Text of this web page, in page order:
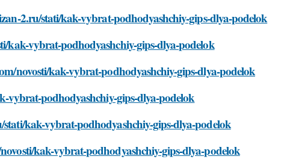
2.ru/stati/kak-vybrat-podhodyashchiy-gips-dlya-podelok
kak-vybrat-podhodyashchiy-gips-dlya-podelok
novosti/kak-vybrat-podhodyashchiy-gips-dlya-podelok
vybrat-podhodyashchiy-gips-dlya-podelok
kak-vybrat-podhodyashchiy-gips-dlya-podelok
kak-vybrat-podhodyashchiy-gips-dlya-podelok